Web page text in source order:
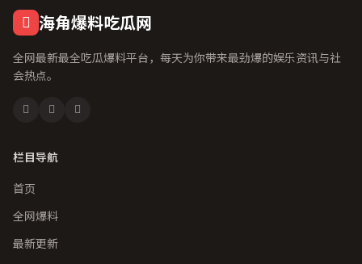
海角爆料吃瓜网
全网最新最全吃瓜爆料平台，每天为你带来最劲爆的娱乐资讯与社
会热点。
栏目导航
首页
全网爆料
最新更新